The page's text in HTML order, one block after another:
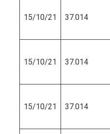
15/10/21 37.014
15/10/21 37.014
15/10/21 37.014